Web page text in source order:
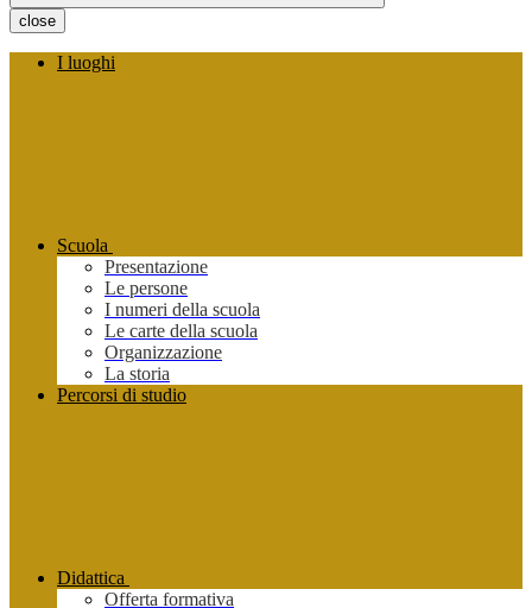
close
I luoghi
Scuola
Presentazione
Le persone
I numeri della scuola
Le carte della scuola
Organizzazione
La storia
Percorsi di studio
Didattica
Offerta formativa